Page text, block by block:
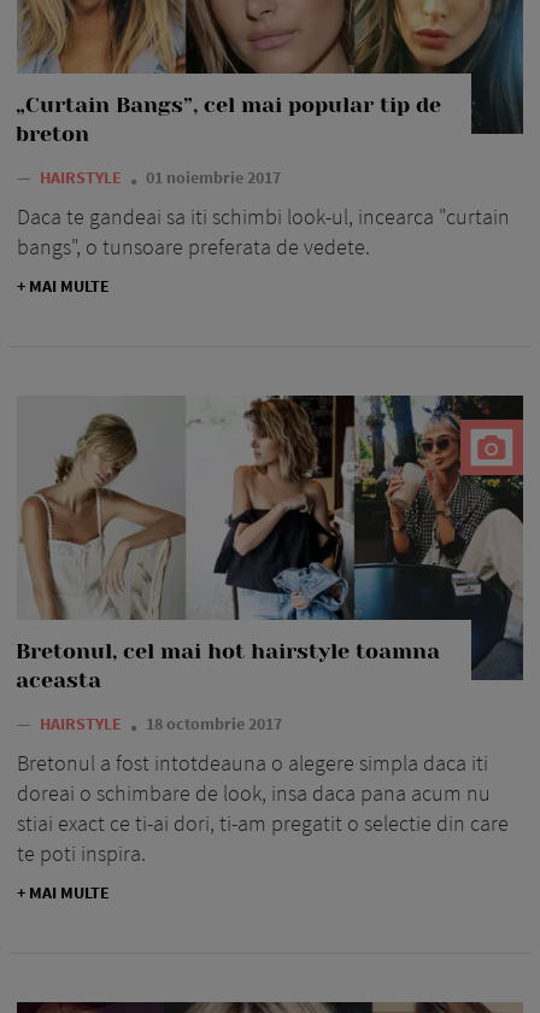
„Curtain Bangs”, cel mai popular tip de
breton
— HAIRSTYLE 01 noiembrie 2017
Daca te gandeai sa iti schimbi look-ul, incearca "curtain
bangs", o tunsoare preferata de vedete.
+ MAI MULTE
Bretonul, cel mai hot hairstyle toamna
aceasta
— HAIRSTYLE 18 octombrie 2017
Bretonul a fost intotdeauna o alegere simpla daca iti
doreai o schimbare de look, insa daca pana acum nu
stiai exact ce ti-ai dori, ti-am pregatit o selectie din care
te poti inspira.
+ MAI MULTE